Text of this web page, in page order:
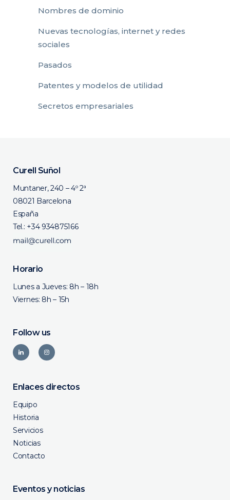
Nombres de dominio
Nuevas tecnologías, internet y redes
sociales
Pasados
Patentes y modelos de utilidad
Secretos empresariales
Curell Suñol
Muntaner, 240 – 4º 2ª
08021 Barcelona
España
Tel.: +34 934875166
Horario
Lunes a Jueves: 8h – 18h
Viernes: 8h – 15h
Follow us
Enlaces directos
Equipo
Historia
Servicios
Noticias
Contacto
Eventos y noticias